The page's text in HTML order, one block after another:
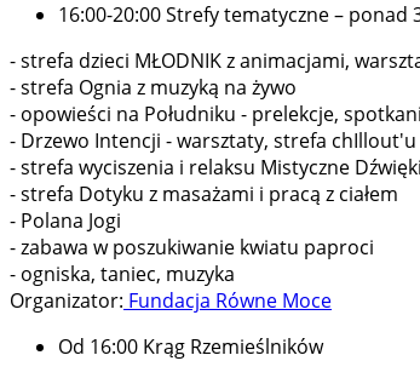
16:00-20:00 Strefy tematyczne – ponad
- strefa dzieci MŁODNIK z animacjami,
- strefa Ognia z muzyką na żywo
- opowieści na Południku - prelekcje,
- Drzewo Intencji - warsztaty, strefa
- strefa wyciszenia i relaksu Mistyczne Dźwięki
- strefa Dotyku z masażami i pracą z ciałem
- Polana Jogi
- zabawa w poszukiwanie kwiatu paproci
- ogniska, taniec, muzyka
Organizator: Fundacja Równe Moce
Od 16:00 Krąg Rzemieślników